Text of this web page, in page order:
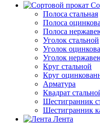
Полоса стальная
Полоса
Полоса
Уголок стальной
Уголок
Уголок
Круг стальной
Круг
Арматура
Квадрат
Шестигранник
Шестигранник
Лента